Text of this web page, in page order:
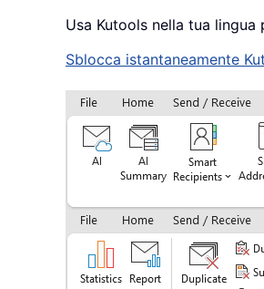
Usa Kutools nella tua
Sblocca istantaneamente